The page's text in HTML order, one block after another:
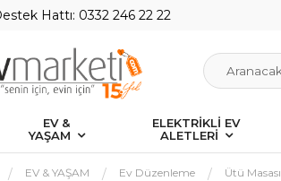
Hattı: 0332 246 22 22
EV &
YAŞAM
ELEKTRİKLİ EV
ALETLERİ
EV & YAŞAM Ev Düzenleme Ütü Masası